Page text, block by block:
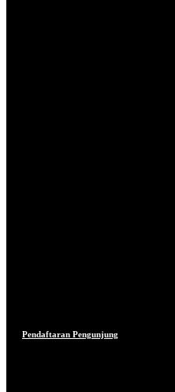
Pendaftaran Pengunjung